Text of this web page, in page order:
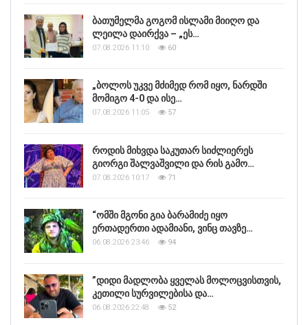
ბათუმელმა გოგომ ისლამი მიიღო და
ლეილა დაირქვა – „ეს…
07.08.2026 11:10 60
„ბოლოს უკვე მძიმედ რომ იყო, ნარდში
მომიგო 4-0 და ისე…
07.08.2026 11:05 57
როდის მიხვდა საკუთარ სიძლიერეს
გიორგი შალვაშვილი და რის გამო…
07.08.2026 10:17 71
“ომში მგონი გია ბარამიძე იყო
ერთადერთი ადამიანი, ვინც თავზე…
06.08.2026 23:46 94
”დიდი მადლობა ყველას მოლოცვისთვის,
კეთილი სურვილებისა და…
06.08.2026 22:48 52